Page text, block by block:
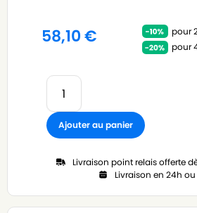
58,10€
pour
pour
Ajouter au panier
Livraison point relais offerte
Livraison en 24h